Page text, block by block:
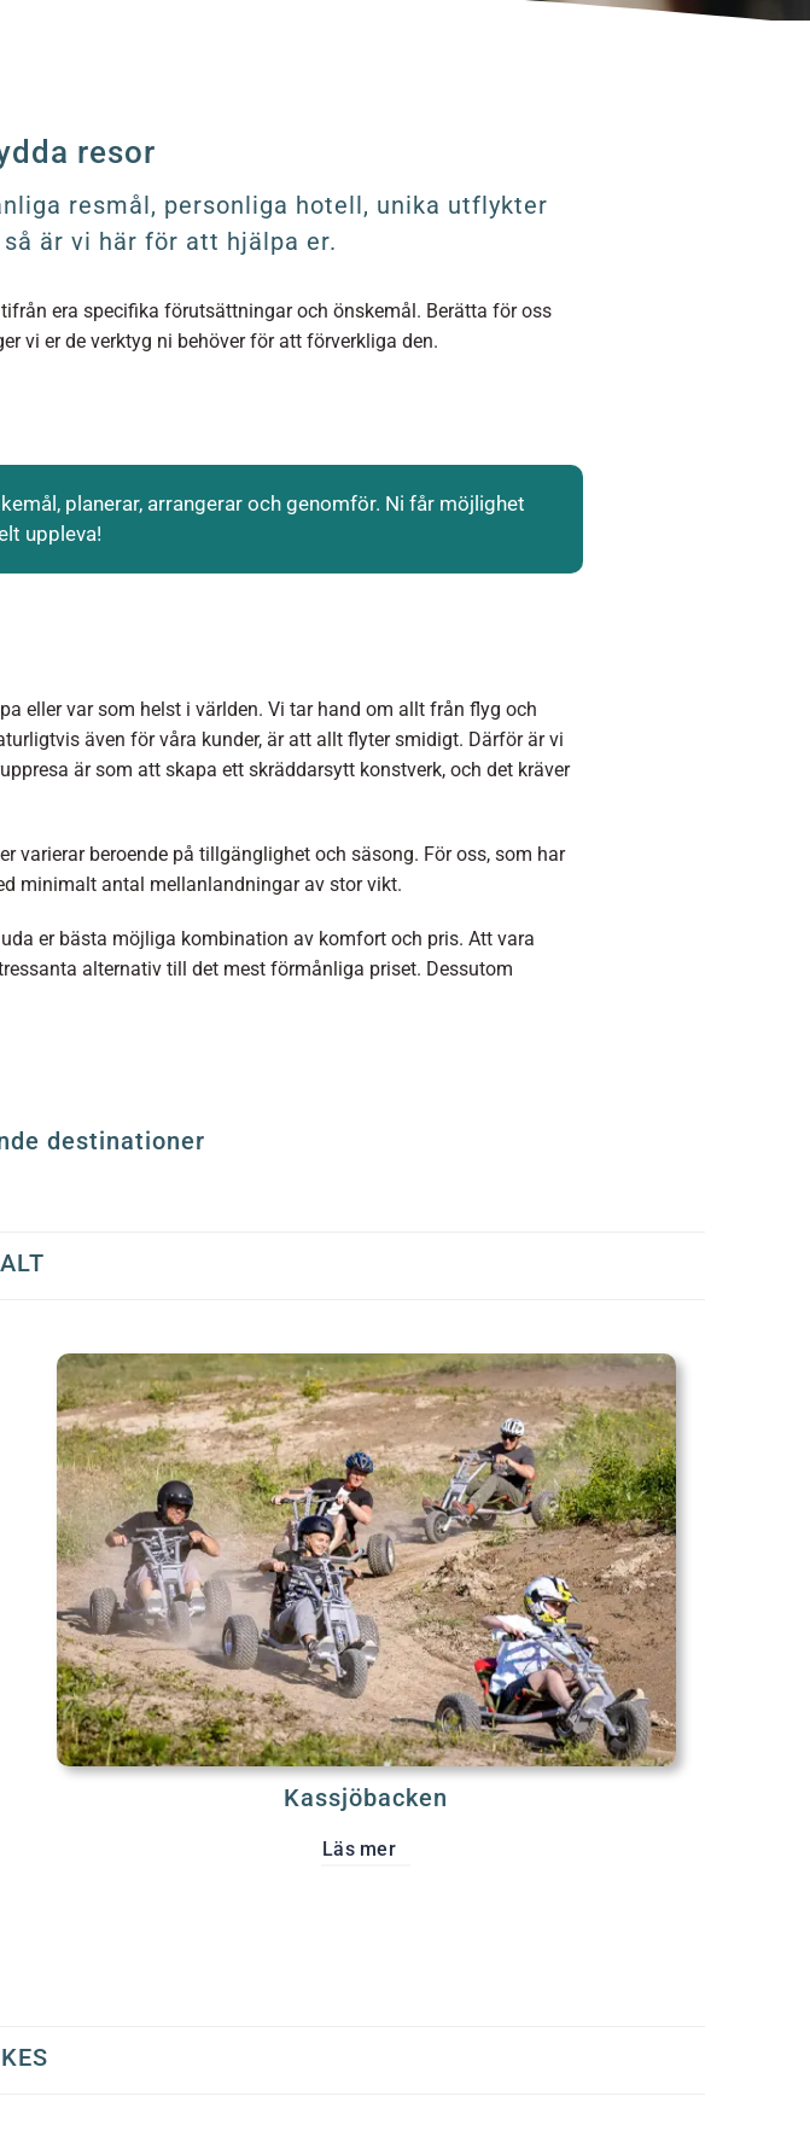
resor
resmål, personliga hotell, unika utflykter
är vi här för att hjälpa er.
era specifika förutsättningar och önskemål. Berätta för oss
vi er de verktyg ni behöver för att förverkliga den.
planerar, arrangerar och genomför. Ni får möjlighet
uppleva!
eller var som helst i världen. Vi tar hand om allt från flyg och
även för våra kunder, är att allt flyter smidigt. Därför är vi
är som att skapa ett skräddarsytt konstverk, och det kräver
varierar beroende på tillgänglighet och säsong. För oss, som har
minimalt antal mellanlandningar av stor vikt.
er bästa möjliga kombination av komfort och pris. Att vara
alternativ till det mest förmånliga priset. Dessutom
destinationer
Kassjöbacken
Läs mer